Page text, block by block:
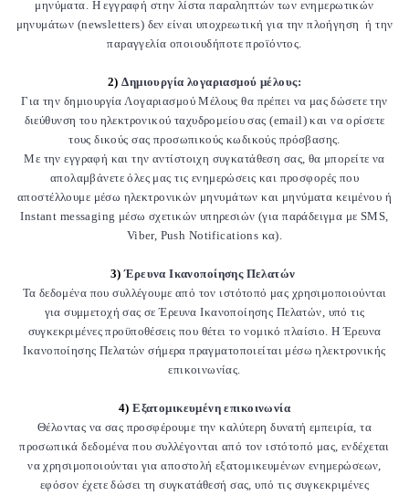
μηνύματα. H εγγραφή στην λίστα παραληπτών των ενημερωτικών
μηνυμάτων (newsletters) δεν είναι υποχρεωτική για την πλοήγηση ή την
παραγγελία οποιουδήποτε προϊόντος.
2) Δημιουργία λογαριασμού μέλους:
Για την δημιουργία Λογαριασμού Μέλους θα πρέπει να μας δώσετε την
διεύθυνση του ηλεκτρονικού ταχυδρομείου σας (email) και να ορίσετε
τους δικούς σας προσωπικούς κωδικούς πρόσβασης.
Με την εγγραφή και την αντίστοιχη συγκατάθεση σας, θα μπορείτε να
απολαμβάνετε όλες μας τις ενημερώσεις και προσφορές που
αποστέλλουμε μέσω ηλεκτρονικών μηνυμάτων και μηνύματα κειμένου ή
Instant messaging μέσω σχετικών υπηρεσιών (για παράδειγμα με SMS,
Viber, Push Notifications κα).
3) Έρευνα Ικανοποίησης Πελατών
Τα δεδομένα που συλλέγουμε από τον ιστότοπό μας χρησιμοποιούνται
για συμμετοχή σας σε Έρευνα Ικανοποίησης Πελατών, υπό τις
συγκεκριμένες προϋποθέσεις που θέτει το νομικό πλαίσιο. Η Έρευνα
Ικανοποίησης Πελατών σήμερα πραγματοποιείται μέσω ηλεκτρονικής
επικοινωνίας.
4) Εξατομικευμένη επικοινωνία
Θέλοντας να σας προσφέρουμε την καλύτερη δυνατή εμπειρία, τα
προσωπικά δεδομένα που συλλέγονται από τον ιστότοπό μας, ενδέχεται
να χρησιμοποιούνται για αποστολή εξατομικευμένων ενημερώσεων,
εφόσον έχετε δώσει τη συγκατάθεσή σας, υπό τις συγκεκριμένες